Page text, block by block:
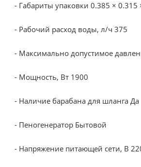
- Габариты упаковки 0.385 × 0.315
- Рабочий расход воды, л/ч 375
- Максимально допустимое
- Мощность, Вт 1900
- Наличие барабана для шланга Да
- Пеногенератор Бытовой
- Напряжение питающей сети, В